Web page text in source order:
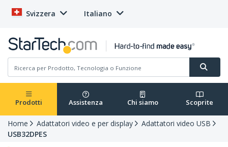
Svizzera Italiano
Prodotti Assistenza Chi siamo Scoprite
Home Adattatori video e per display
Adattatori video USB
USB32DPES